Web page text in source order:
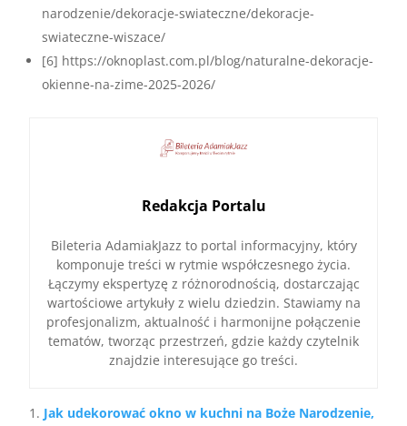
narodzenie/dekoracje-swiateczne/dekoracje-
swiateczne-wiszace/
[6] https://oknoplast.com.pl/blog/naturalne-dekoracje-
okienne-na-zime-2025-2026/
Redakcja Portalu
Bileteria AdamiakJazz to portal informacyjny, który
komponuje treści w rytmie współczesnego życia.
Łączymy ekspertyzę z różnorodnością, dostarczając
wartościowe artykuły z wielu dziedzin. Stawiamy na
profesjonalizm, aktualność i harmonijne połączenie
tematów, tworząc przestrzeń, gdzie każdy czytelnik
znajdzie interesujące go treści.
Jak udekorować okno w kuchni na Boże Narodzenie,